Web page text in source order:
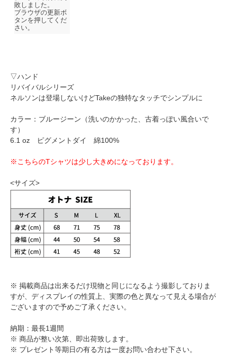
▽ハンド
リバイバルシリーズ
ネルソンは登場しないけどTakeの独特なタッチでシンプルに
カラー：ブルージーン（洗いのかかった、古着っぽい風合いで
す）
6.1 oz ピグメントダイ 綿100%
※こちらのTシャツは少し大きめになっております。
<サイズ>
※ 掲載商品は出来るだけ現物と同じになるよう撮影しておりま
すが、ディスプレイの性質上、実際の色と異なって見える場合が
ございますので予めご了承ください。
納期：最長1週間
※ 商品が整い次第、即出荷致します。
※ プレゼント等期日の有る方は一度お問い合わせ下さい。